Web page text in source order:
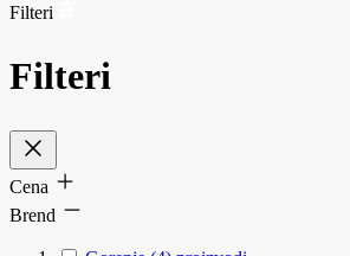
Filteri
Filteri
Cena
Brend